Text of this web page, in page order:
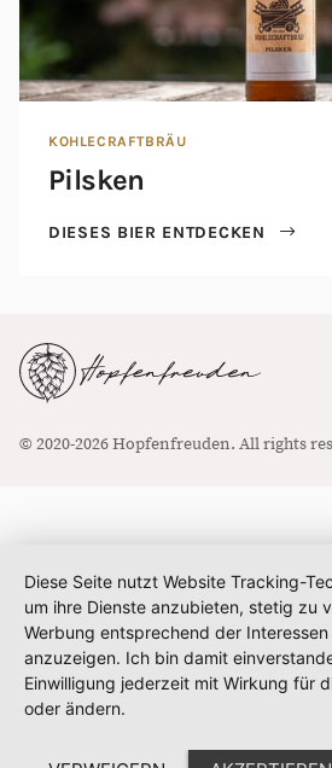
KOHLECRAFTBRÄU
Pilsken
DIESES BIER ENTDECKEN
© 2020-2026 Hopfenfreuden. All rights
Diese Seite nutzt Website Tracking-
um ihre Dienste anzubieten, stetig zu
Werbung entsprechend der
anzuzeigen. Ich bin damit
Einwilligung jederzeit mit Wirkung für
oder ändern.